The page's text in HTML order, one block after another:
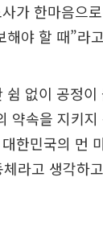
가 한마음으
야 할 때”라
없이 공정
약속을 지키
한민국의 먼
라고 생각하